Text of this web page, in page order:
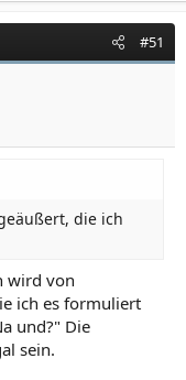
#51
die ich
wird von
ich es formuliert
und?" Die
sein.